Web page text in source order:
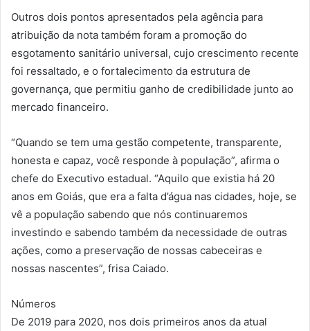
Outros dois pontos apresentados pela agência para
atribuição da nota também foram a promoção do
esgotamento sanitário universal, cujo crescimento recente
foi ressaltado, e o fortalecimento da estrutura de
governança, que permitiu ganho de credibilidade junto ao
mercado financeiro.
“Quando se tem uma gestão competente, transparente,
honesta e capaz, você responde à população”, afirma o
chefe do Executivo estadual. “Aquilo que existia há 20
anos em Goiás, que era a falta d’água nas cidades, hoje, se
vê a população sabendo que nós continuaremos
investindo e sabendo também da necessidade de outras
ações, como a preservação de nossas cabeceiras e
nossas nascentes”, frisa Caiado.
Números
De 2019 para 2020, nos dois primeiros anos da atual